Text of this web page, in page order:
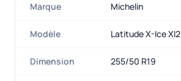
Marque Michelin
Modèle Latitude X-Ice XI2
Dimension 255/50 R19